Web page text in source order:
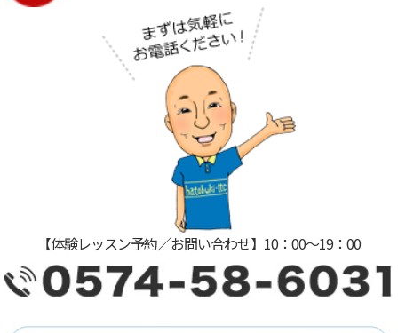
【体験レッスン予約／お問い合わせ】10：00〜19：00